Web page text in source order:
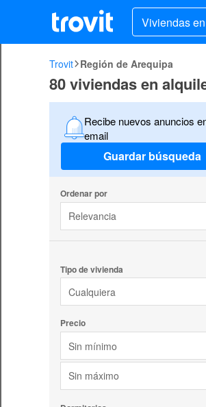
Viviendas
quiler
Trovit Región de Arequipa
80 viviendas en
Recibe nuevos anuncios
email
Guardar búsqueda
Ordenar por
Relevancia
Tipo de vivienda
Cualquiera
Precio
Sin mínimo
Sin máximo